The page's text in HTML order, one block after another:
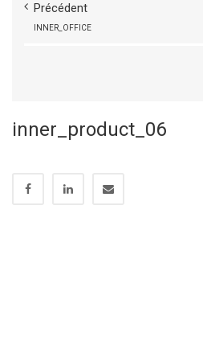
Précédent
INNER_OFFICE
inner_product_06